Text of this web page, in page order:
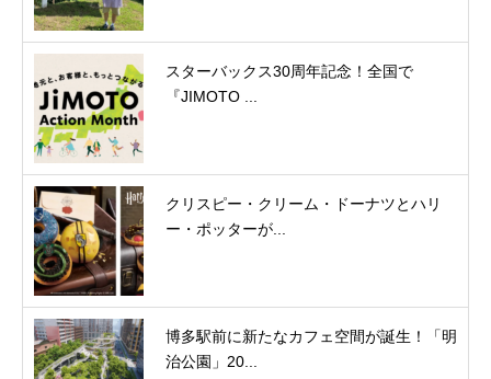
スターバックス30周年記念！全国で
『JIMOTO ...
クリスピー・クリーム・ドーナツとハリ
ー・ポッターが...
博多駅前に新たなカフェ空間が誕生！「明
治公園」20...